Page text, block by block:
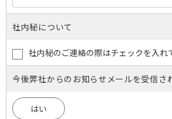
社内秘について
社内秘のご連絡の際はチェックを入れ
今後弊社からのお知らせメールを受信さ
はい